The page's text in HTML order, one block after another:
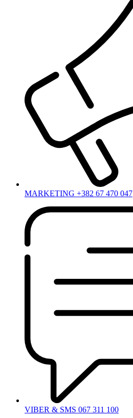
MARKETING +382 67 470 047
VIBER & SMS 067 311 100